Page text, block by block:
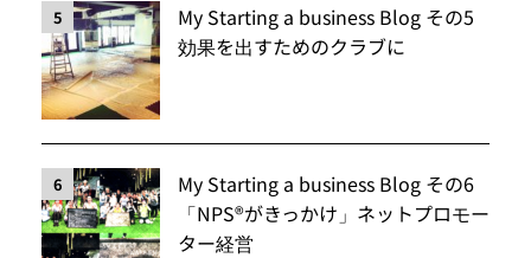
5
My Starting a business Blog その5
効果を出すためのクラブに
6
My Starting a business Blog その6
「NPS®️がきっかけ」ネットプロモー
ター経営